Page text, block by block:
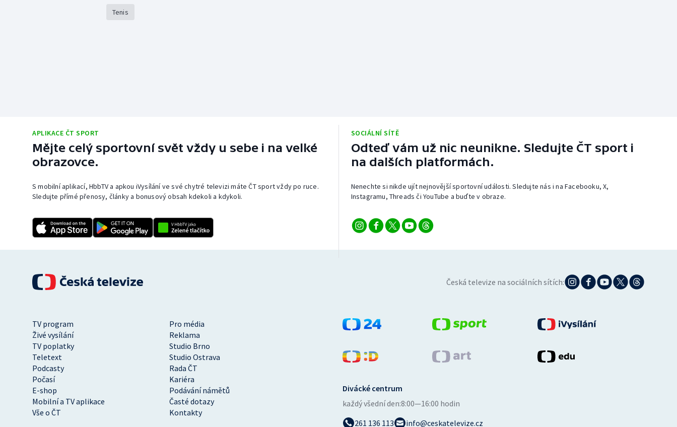
Tenis
APLIKACE ČT SPORT
Mějte celý sportovní svět vždy u sebe i na velké
obrazovce.
S mobilní aplikací, HbbTV a apkou iVysílání ve své chytré televizi máte ČT sport vždy po ruce.
Sledujte přímé přenosy, články a bonusový obsah kdekoli a kdykoli.
SOCIÁLNÍ SÍTĚ
Odteď vám už nic neunikne. Sledujte ČT sport i
na dalších platformách.
Nenechte si nikde ujít nejnovější sportovní události. Sledujte nás i na Facebooku, X,
Instagramu, Threads či YouTube a buďte v obraze.
Česká televize na sociálních sítích:
TV program
Pro média
Živé vysílání
Reklama
TV poplatky
Studio Brno
Teletext
Studio Ostrava
Podcasty
Rada ČT
Počasí
Kariéra
E-shop
Podávání námětů
Mobilní a TV aplikace
Časté dotazy
Vše o ČT
Kontakty
Divácké centrum
každý všední den:8:00—16:00 hodin
261 136 113
info@ceskatelevize.cz